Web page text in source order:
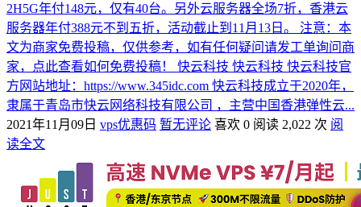
2H5G年付148元，仅有40台。另外云服务器全场7折，香港云
服务器年付388元不到五折，活动截止到11月13日。 注意：本
文为商家免费投稿，仅供参考，如有任何疑问请发工单询问商
家，点此查看如何免费投稿！ 快云科技 快云科技 快云科技官
方网站地址：https://www.345idc.com 快云科技成立于2020年，
隶属于青岛市快云网络科技有限公司 ，主营中国香港弹性云...
2021年11月09日 vps优惠码 暂无评论 喜欢 0 阅读 2,022 次 阅
读全文